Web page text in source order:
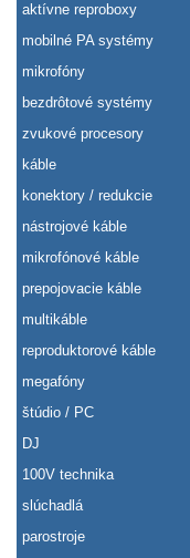
aktívne reproboxy
mobilné PA systémy
mikrofóny
bezdrôtové systémy
zvukové procesory
káble
konektory / redukcie
nástrojové káble
mikrofónové káble
prepojovacie káble
multikáble
reproduktorové káble
megafóny
štúdio / PC
DJ
100V technika
slúchadlá
parostroje